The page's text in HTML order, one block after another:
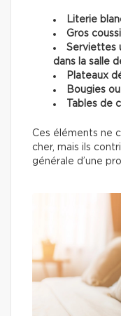
Literie
Gros
Serviettes
dans la salle
Plateaux
Bougies
Tables de
Ces éléments ne
cher, mais ils
générale d’une